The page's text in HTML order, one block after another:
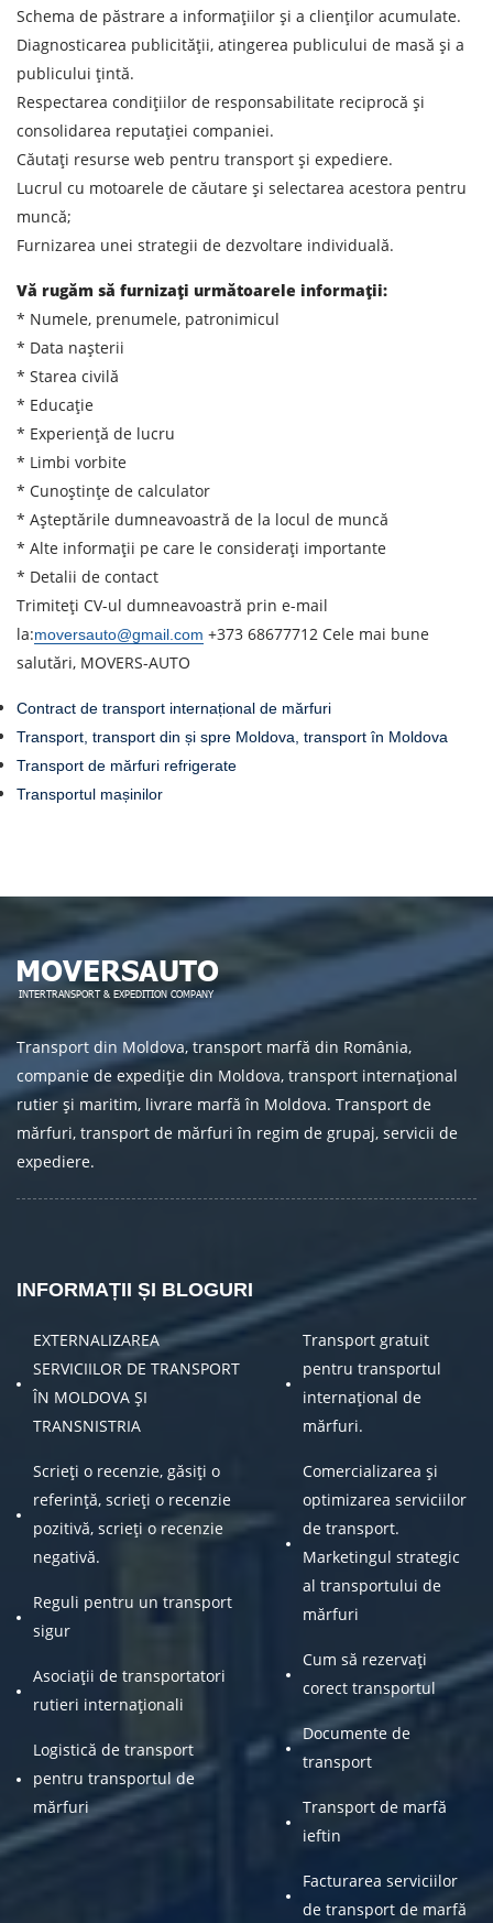
Schema de păstrare a informațiilor și a clienților acumulate.
Diagnosticarea publicității, atingerea publicului de masă și a
publicului țintă.
Respectarea condițiilor de responsabilitate reciprocă și
consolidarea reputației companiei.
Căutați resurse web pentru transport și expediere.
Lucrul cu motoarele de căutare și selectarea acestora pentru
muncă;
Furnizarea unei strategii de dezvoltare individuală.
Vă rugăm să furnizați următoarele informații:
* Numele, prenumele, patronimicul
* Data nașterii
* Starea civilă
* Educație
* Experiență de lucru
* Limbi vorbite
* Cunoștințe de calculator
* Așteptările dumneavoastră de la locul de muncă
* Alte informații pe care le considerați importante
* Detalii de contact
Trimiteți CV-ul dumneavoastră prin e-mail
la:moversauto@gmail.com +373 68677712 Cele mai bune
salutări, MOVERS-AUTO
Contract de transport internațional de mărfuri
Transport, transport din și spre Moldova, transport în Moldova
Transport de mărfuri refrigerate
Transportul mașinilor
Transport din Moldova, transport marfă din România,
companie de expediție din Moldova, transport internațional
rutier și maritim, livrare marfă în Moldova. Transport de
mărfuri, transport de mărfuri în regim de grupaj, servicii de
expediere.
INFORMAȚII ȘI BLOGURI
EXTERNALIZAREA
SERVICIILOR DE TRANSPORT
ÎN MOLDOVA ȘI
TRANSNISTRIA
Scrieți o recenzie, găsiți o
referință, scrieți o recenzie
pozitivă, scrieți o recenzie
negativă.
Reguli pentru un transport
sigur
Asociații de transportatori
rutieri internaționali
Logistică de transport
pentru transportul de
mărfuri
Transport gratuit
pentru transportul
internațional de
mărfuri.
Comercializarea și
optimizarea serviciilor
de transport.
Marketingul strategic
al transportului de
mărfuri
Cum să rezervați
corect transportul
Documente de
transport
Transport de marfă
ieftin
Facturarea serviciilor
de transport de marfă